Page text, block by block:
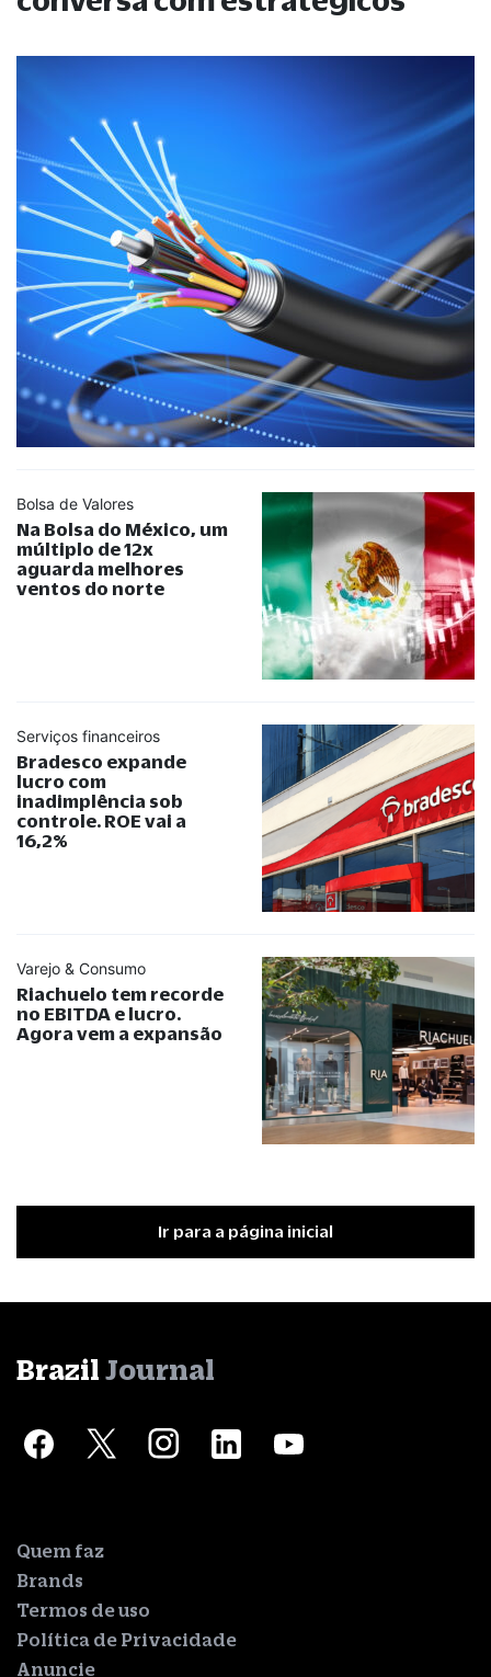
Bolsa de Valores
Na Bolsa do México, um
múltiplo de 12x
aguarda melhores
ventos do norte
Serviços financeiros
Bradesco expande
lucro com
inadimplência sob
controle. ROE vai a
16,2%
Varejo & Consumo
Riachuelo tem recorde
no EBITDA e lucro.
Agora vem a expansão
Ir para a página inicial
Brazil Journal
Quem faz
Brands
Termos de uso
Política de Privacidade
Anuncie